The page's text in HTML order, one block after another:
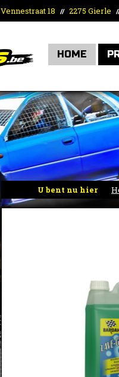
Vennestraat 18 // 2275 Gierle
HOME
U bent nu hier